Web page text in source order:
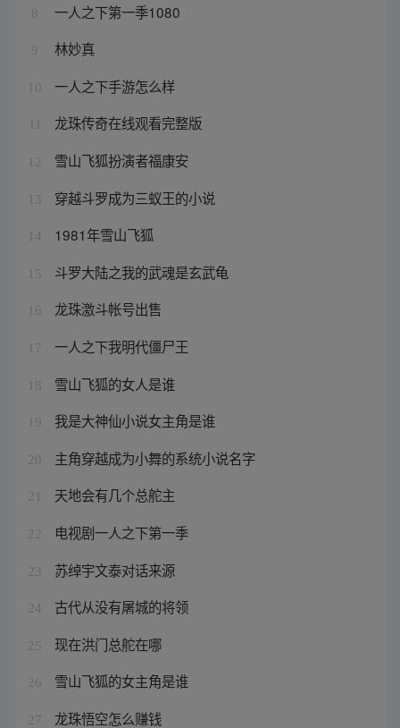
8 一人之下第一季1080
9 林妙真
10 一人之下手游怎么样
龙珠传奇在线观看完整版
12 雪山飞狐扮演者福康安
13 穿越斗罗成为三蚁王的小说
14 1981年雪山飞狐
15 斗罗大陆之我的武魂是玄武龟
16 龙珠激斗帐号出售
17 一人之下我明代僵尸王
18 雪山飞狐的女人是谁
19 我是大神仙小说女主角是谁
20 主角穿越成为小舞的系统小说名字
21 天地会有几个总舵主
22 电视剧一人之下第一季
23 苏绰宇文泰对话来源
24 古代从没有屠城的将领
25 现在洪门总舵在哪
26 雪山飞狐的女主角是谁
27 龙珠悟空怎么赚钱